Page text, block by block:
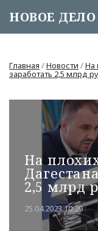
НОВОЕ ДЕЛО
Главная /Новости /На
заработать 2,5 млрд
На
2,5 млрд
25.04.2023 10:29